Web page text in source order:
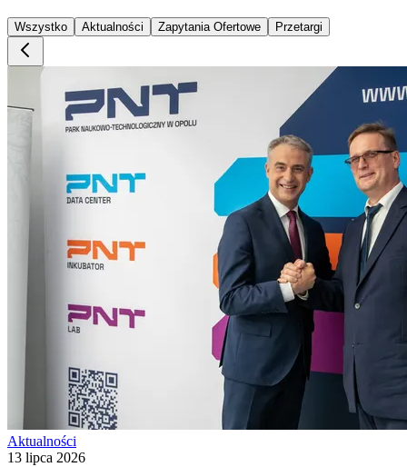
Wszystko Aktualności Zapytania Ofertowe Przetargi
Aktualności
13 lipca 2026